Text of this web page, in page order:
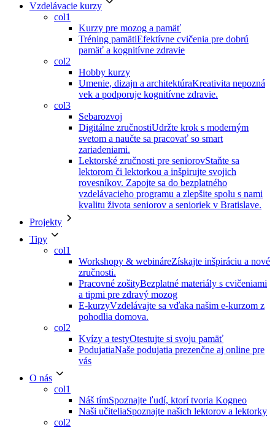
Vzdelávacie kurzy
col1
Kurzy pre mozog a pamäť
Tréning pamätiEfektívne cvičenia pre dobrú
pamäť a kognitívne zdravie
col2
Hobby kurzy
Umenie, dizajn a architektúraKreativita nepozná
vek a podporuje kognitívne zdravie.
col3
Sebarozvoj
Digitálne zručnostiUdržte krok s moderným
svetom a naučte sa pracovať so smart
zariadeniami.
Lektorské zručnosti pre seniorovStaňte sa
lektorom či lektorkou a inšpirujte svojich
rovesníkov. Zapojte sa do bezplatného
vzdelávacieho programu a zlepšite spolu s nami
kvalitu života seniorov a senioriek v Bratislave.
Projekty
Tipy
col1
Workshopy & webináreZískajte inšpiráciu a nové
zručnosti.
Pracovné zošityBezplatné materiály s cvičeniami
a tipmi pre zdravý mozog
E-kurzyVzdelávajte sa vďaka našim e-kurzom z
pohodlia domova.
col2
Kvízy a testyOtestujte si svoju pamäť
PodujatiaNaše podujatia prezenčne aj online pre
vás
O nás
col1
Náš tímSpoznajte ľudí, ktorí tvoria Kogneo
Naši učiteliaSpoznajte našich lektorov a lektorky
col2